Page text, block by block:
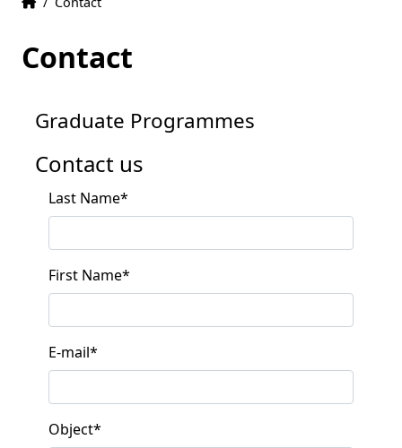
Contact
Graduate Programmes
Contact us
Last Name*
First Name*
E-mail*
Object*